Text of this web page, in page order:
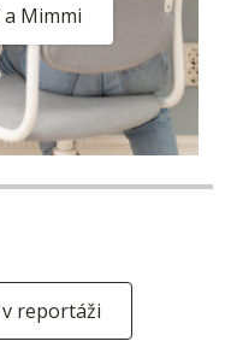
Mimmi
v reportáži